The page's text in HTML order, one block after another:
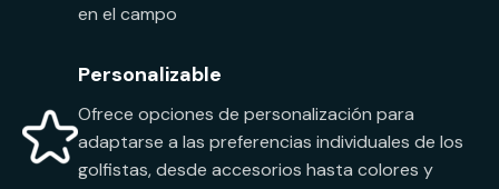
en el campo
Personalizable
Ofrece opciones de personalización para
adaptarse a las preferencias individuales de los
golfistas, desde accesorios hasta colores y